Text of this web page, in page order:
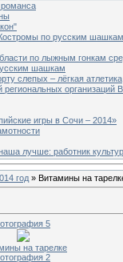
романса
по русским шашкам
по лыжным гонкам
шашкам
слепых – лёгкая атлетика
игры в Сочи – 2014»
лучше: работник
год » Витамины на
5
на тарелке
2